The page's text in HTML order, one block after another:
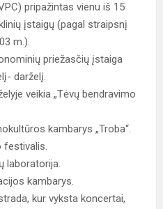
pripažintas vienu iš 15
įstaigų (pagal straipsnį
m.).
priežasčių įstaiga
darželį.
veikia „Tėvų bendravimo
kambarys „Troba“.
festivalis.
laboratorija.
kambarys.
kur vyksta koncertai,